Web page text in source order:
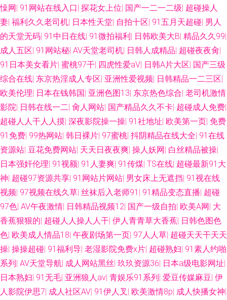
懆网| 91网站在线入口| 探花女上位| 国产一二一二级| 超碰操人
妻| 福利久久老司机| 日本性天堂| 自拍十区| 91五月天超碰| 男人
的天堂无码| 91中日在线| 91微拍福利| 日韩欧美大B| 精品久久99|
成人五区| 91网站秘| AV天堂老司机| 日韩人成精品| 超碰夜夜肏|
91日本美女看片| 蜜桃97干| 四虎性爱aV| 日韩A片大区| 国产三级
综合在线| 东京热淫成人专区| 亚洲性爱视频| 日韩精品一二三区|
欧美伦理| 日本在钱韩国| 亚洲色图13| 东京热色综合| 老司机激情
影院| 日韩在线一二| 肏人网站| 国产精品久久不卡| 超碰成人免费|
超碰人人干人人摸| 深夜影院操一操| 91社地址| 欧美第一页| 免费
91免费| 99热网站| 韩日裸片| 97蜜桃| 抖阴精品在线大全| 91在线
资源站| 豆花免费网站| 天天日夜夜爽| 操人妖网| 白丝精品被操|
日本强奸伦理| 91视额| 91人妻爽| 91传煤| TS在线| 超碰最新91大
神| 超碰97资源共享| 91网站片网站| 男女床上无遮挡| 91视在线
视频| 97视频在线久草| 丝袜后入老师91 | 91精品变态直播| 超碰
97色| AV午夜激情| 日韩精品视频12| 国产一级自拍| 欧美A网| 大
香蕉狠狠的| 超碰人人操人人干| 伊人青青草大香蕉| 日韩色图色
色| 欧美成人情品18| 午夜剧场第一页| 97人人草| 超碰天天干天天
操| 操操超碰| 91福利导| 老湿影院免费x片| 超碰熟妇| 91素人约啪
系列| AV天堂导航| 成人网站黑丝| 玖玖资源36| 日本a级电影网址|
日本熟妇| 91无毛| 亚洲狼人av| 青娱乐91系列| 爱豆传媒麻豆| 伊
人影院伊思7| 成人社区AV| 91伊人叉 | 欧美激情8p| 成人快播女神|